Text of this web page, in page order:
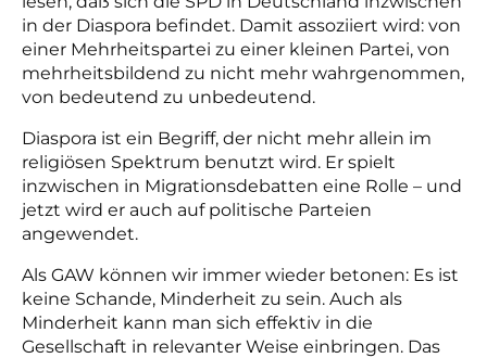
in der Diaspora befindet. Damit assoziiert wird: von
einer Mehrheitspartei zu einer kleinen Partei, von
mehrheitsbildend zu nicht mehr wahrgenommen,
von bedeutend zu unbedeutend.
Diaspora ist ein Begriff, der nicht mehr allein im
religiösen Spektrum benutzt wird. Er spielt
inzwischen in Migrationsdebatten eine Rolle – und
jetzt wird er auch auf politische Parteien
angewendet.
Als GAW können wir immer wieder betonen: Es ist
keine Schande, Minderheit zu sein. Auch als
Minderheit kann man sich effektiv in die
Gesellschaft in relevanter Weise einbringen. Das